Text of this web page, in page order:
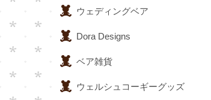
ウェディングベア
Dora Designs
ベア雑貨
ウェルシュコーギーグッズ